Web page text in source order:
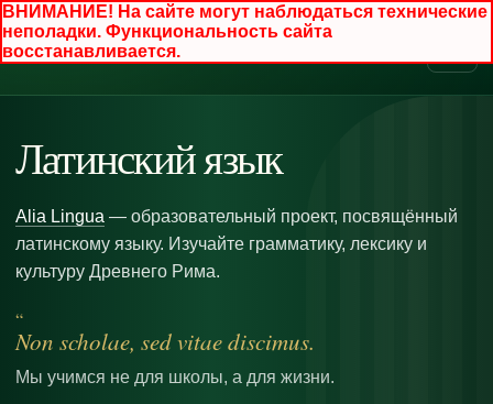
ВНИМАНИЕ! На сайте могут наблюдаться технические
неполадки. Функциональность сайта
восстанавливается.
Латинский язык
Alia Lingua — образовательный проект, посвящённый
латинскому языку. Изучайте грамматику, лексику и
культуру Древнего Рима.
“
Non scholae, sed vitae discimus.
Мы учимся не для школы, а для жизни.